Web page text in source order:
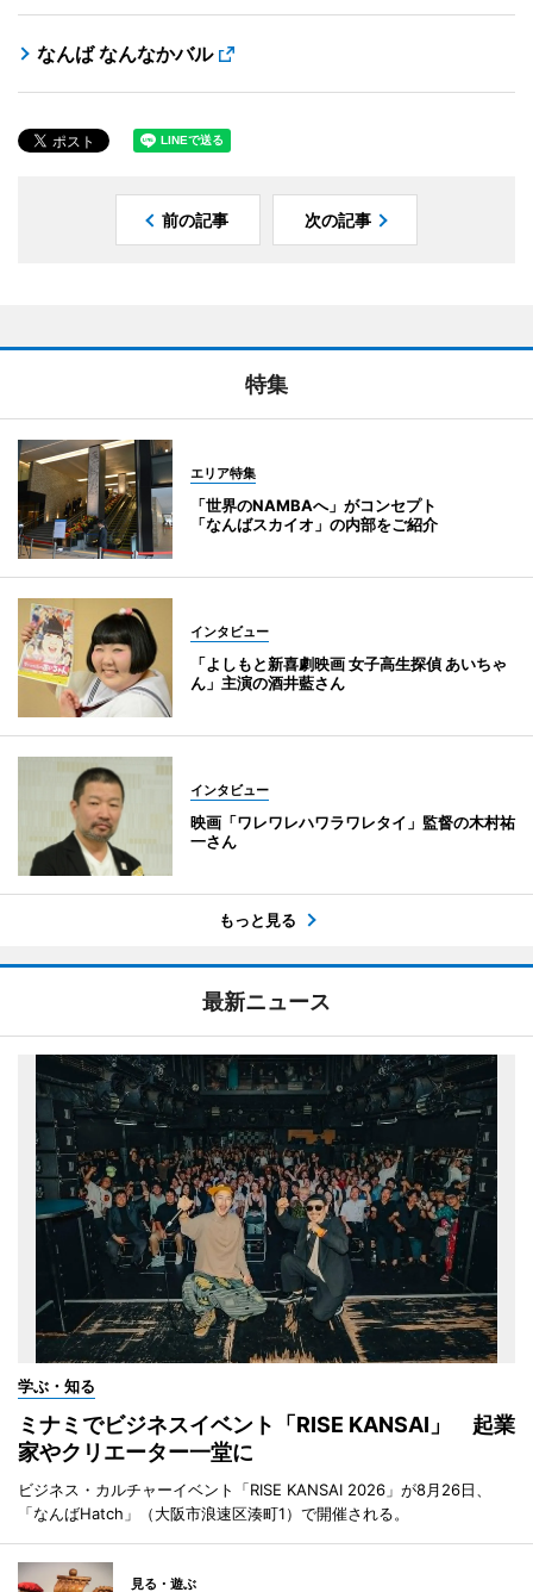
なんば なんなかバル
前の記事 次の記事
特集
エリア特集
「世界のNAMBAへ」がコンセプト
「なんばスカイオ」の内部をご紹介
インタビュー
「よしもと新喜劇映画 女子高生探偵 あいちゃ
ん」主演の酒井藍さん
インタビュー
映画「ワレワレハワラワレタイ」監督の木村祐
一さん
もっと見る
最新ニュース
学ぶ・知る
ミナミでビジネスイベント「RISE KANSAI」 起業
家やクリエーター一堂に
ビジネス・カルチャーイベント「RISE KANSAI 2026」が8月26日、
「なんばHatch」（大阪市浪速区湊町1）で開催される。
見る・遊ぶ